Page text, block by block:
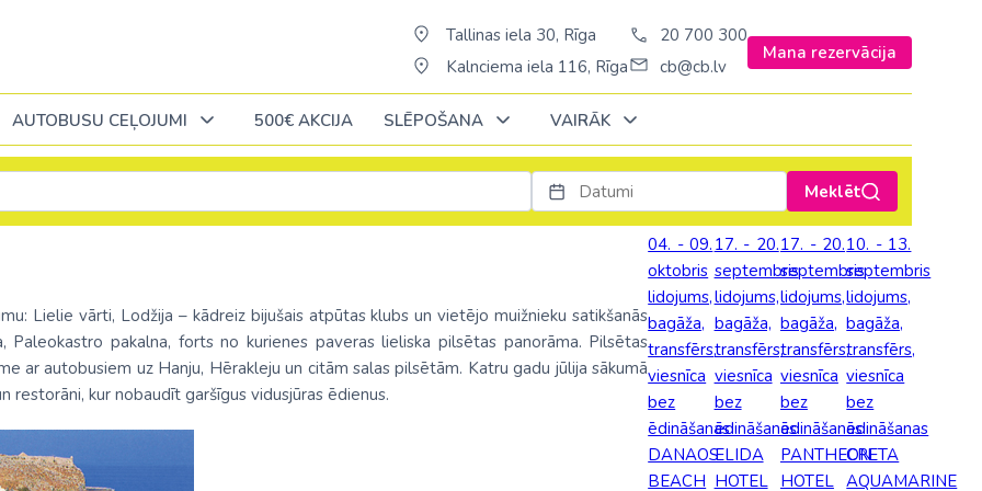
Tallinas iela 30, Rīga
Kalnciema iela 116, Rīga
20 700 300
cb@cb.lv
Mana rezervācija
Oktobrī Novembrī Decembrī Janvārī
ĒĢIPTE: Hurgada
ĒĢIPTE: Šarm el Šeiha
Kenija /c. Stambulu/
Bali (pārsēš. Stambulā)
Šrilanka /pārsēš. Stambulā/
Taizeme (pārsēš. Stambulā)
Amerika
Oktobrī Novembrī Decembrī Janvārī
Alžīrija
Dienvidāfrikas republika
Ēģipte
AAE
Austrālija
Austrija
Amerika
Argentīna
ASV
Brazīlija
Dominikānas republika
Kanāda
AUTOBUSU CEĻOJUMI
Oktobrī Novembrī Decembrī Janvārī
Polija Turcija
Portugāle Ungārija
500€ AKCIJA SLĒPOŠANA VAIRĀK
Meklēt
Lielie vārti, Lodžija – kādreiz bijušais atpūtas klubs un vietējo muižnieku satikšanās
pakalna, forts no kurienes paveras lieliska pilsētas panorāma. Pilsētas
ar autobusiem uz Hanju, Hērakleju un citām salas pilsētām. Katru gadu jūlija sākumā
restorāni, kur nobaudīt garšīgus vidusjūras ēdienus.
04. - 09.
oktobris
lidojums,
bagāža,
transfērs,
viesnīca
bez
ēdināšanas
DANAOS
BEACH
17. - 20.
septembris
lidojums,
bagāža,
transfērs,
viesnīca
bez
ēdināšanas
ELIDA
HOTEL
17. - 20.
septembris
lidojums,
bagāža,
transfērs,
viesnīca
bez
ēdināšanas
PANTHEON
HOTEL
10. - 13.
septembris
lidojums,
bagāža,
transfērs,
viesnīca
bez
ēdināšanas
CRETA
AQUAMARINE